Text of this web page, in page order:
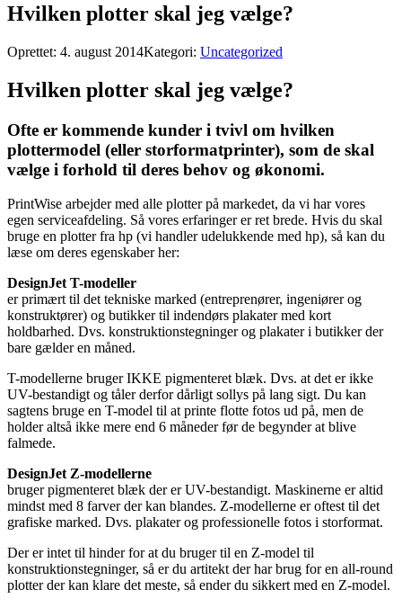
Hvilken plotter skal jeg vælge?
Oprettet: 4. august 2014Kategori: Uncategorized
Hvilken plotter skal jeg vælge?
Ofte er kommende kunder i tvivl om hvilken
plottermodel (eller storformatprinter), som de skal
vælge i forhold til deres behov og økonomi.
PrintWise arbejder med alle plotter på markedet, da vi har vores
egen serviceafdeling. Så vores erfaringer er ret brede. Hvis du skal
bruge en plotter fra hp (vi handler udelukkende med hp), så kan du
læse om deres egenskaber her:
DesignJet T-modeller
er primært til det tekniske marked (entreprenører, ingeniører og
konstruktører) og butikker til indendørs plakater med kort
holdbarhed. Dvs. konstruktionstegninger og plakater i butikker der
bare gælder en måned.
T-modellerne bruger IKKE pigmenteret blæk. Dvs. at det er ikke
UV-bestandigt og tåler derfor dårligt sollys på lang sigt. Du kan
sagtens bruge en T-model til at printe flotte fotos ud på, men de
holder altså ikke mere end 6 måneder før de begynder at blive
falmede.
DesignJet Z-modellerne
bruger pigmenteret blæk der er UV-bestandigt. Maskinerne er altid
mindst med 8 farver der kan blandes. Z-modellerne er oftest til det
grafiske marked. Dvs. plakater og professionelle fotos i storformat.
Der er intet til hinder for at du bruger til en Z-model til
konstruktionstegninger, så er du artitekt der har brug for en all-round
plotter der kan klare det meste, så ender du sikkert med en Z-model.